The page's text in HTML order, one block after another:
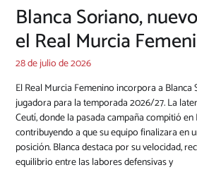
Blanca Soriano,
el Real Murcia
28 de julio de 2026
El Real Murcia Femenino incorpora a
jugadora para la temporada 2026/27. La
Ceutí, donde la pasada campaña compitió
contribuyendo a que su equipo finalizara en
posición. Blanca destaca por su velocidad,
equilibrio entre las labores defensivas y